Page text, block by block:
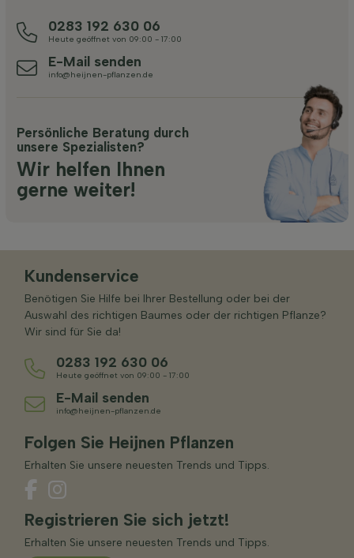
0283 192 630 06
Heute geöffnet von 09:00 - 17:00
E-Mail senden
info@heijnen-pflanzen.de
Persönliche Beratung durch
unsere Spezialisten?
Wir helfen Ihnen
gerne weiter!
Kundenservice
Benötigen Sie Hilfe bei Ihrer Bestellung oder bei der
Auswahl des richtigen Baumes oder der richtigen Pflanze?
Wir sind für Sie da!
0283 192 630 06
Heute geöffnet von 09:00 - 17:00
E-Mail senden
info@heijnen-pflanzen.de
Folgen Sie Heijnen Pflanzen
Erhalten Sie unsere neuesten Trends und Tipps.
Registrieren Sie sich jetzt!
Erhalten Sie unsere neuesten Trends und Tipps.